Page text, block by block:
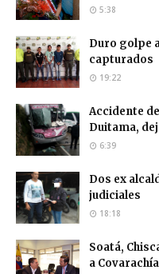
5:38
Duro golpe
capturados
19:22
Accidente
Duitama,
6:39
Dos ex
judiciales
18:18
Soatá,
a